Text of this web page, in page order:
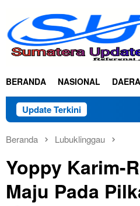
konten
BERANDA NASIONAL
Update Terkini
Beranda Lubuklinggau
Yoppy Karim-
Maju Pada